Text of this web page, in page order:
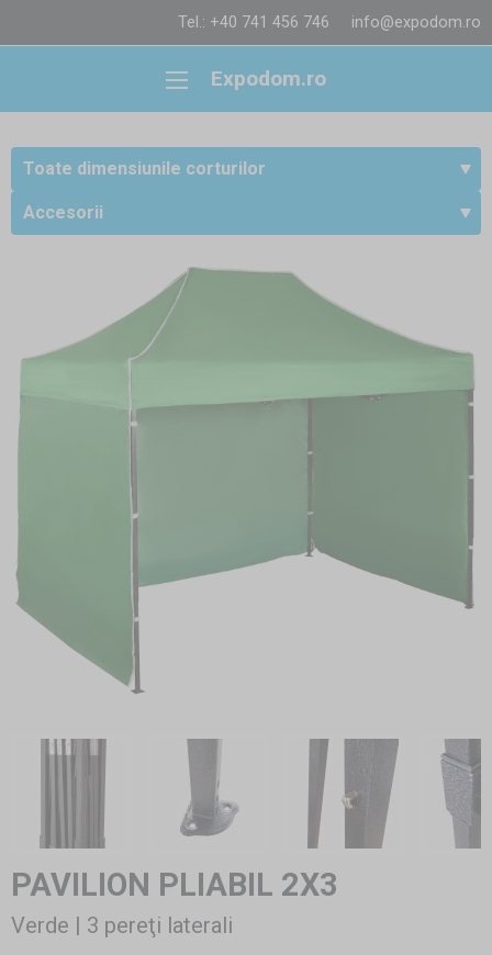
Tel.: +40 741 456 746 info@expodom.ro
Expodom.ro
Toate dimensiunile corturilor
Accesorii
PAVILION PLIABIL 2X3
Verde | 3 pereţi laterali